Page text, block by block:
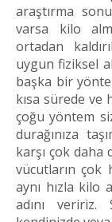
araştırma
varsa kilo
ortadan
uygun fiziksel
başka bir
kısa sürede ve
çoğu yöntem
durağınıza
karşı çok daha
vücutların çok
aynı hızla kilo
adını